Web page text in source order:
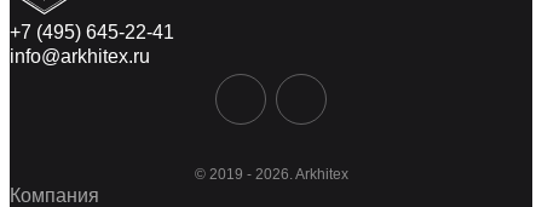
+7 (495) 645-22-41
info@arkhitex.ru
© 2019 - 2026. Arkhitex
Компания